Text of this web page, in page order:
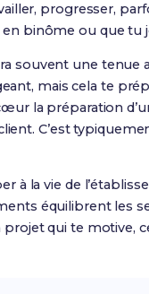
progresser,
binôme ou que tu
souvent une tenue
mais cela te
la préparation
C’est
à la vie de
équilibrent les
qui te motive,